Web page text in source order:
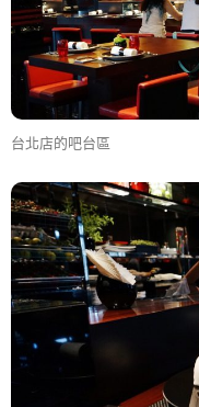
台北店的吧台區